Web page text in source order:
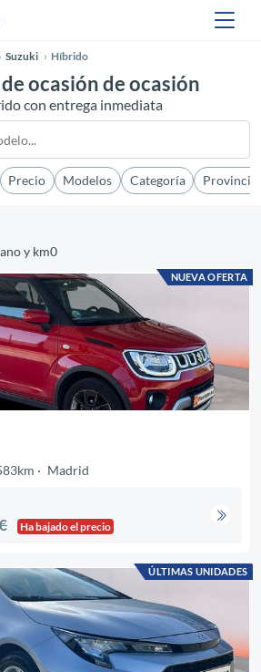
Suzuki Híbrido
ocasión de ocasión
con entrega inmediata
Precio Modelos Categoría Provincia
y km0
NUEVA OFERTA
Madrid
Ha bajado el precio
ÚLTIMAS UNIDADES